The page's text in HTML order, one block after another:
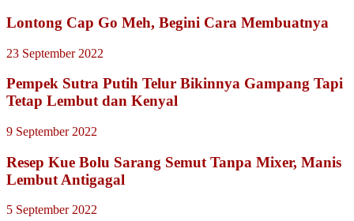
Lontong Cap Go Meh, Begini Cara Membuatnya
23 September 2022
Pempek Sutra Putih Telur Bikinnya Gampang Tapi
Tetap Lembut dan Kenyal
9 September 2022
Resep Kue Bolu Sarang Semut Tanpa Mixer, Manis
Lembut Antigagal
5 September 2022